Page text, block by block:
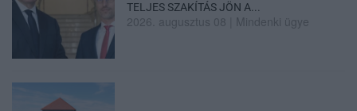
TELJES SZAKÍTÁS JÖN A...
2026. augusztus 08 Mindenki ügye